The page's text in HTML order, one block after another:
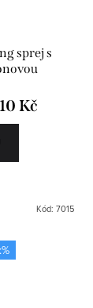
sprej s
Kč
Kód: 7015